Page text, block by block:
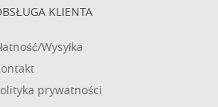
KLIENTA
Wysyłka
prywatności